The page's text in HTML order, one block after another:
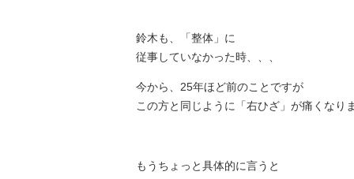
鈴木も、「整体」に
従事していなかった時、、、
今から、25年ほど前のことですが
この方と同じように「右ひざ」が痛くなり
もうちょっと具体的に言うと